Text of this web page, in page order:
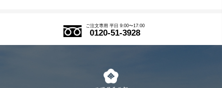
式部の香りシリーズ
ご注文専用 平日 9:00〜17:00
0120-51-3928